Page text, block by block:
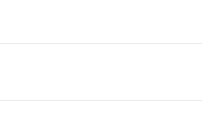
いてしまう… !?